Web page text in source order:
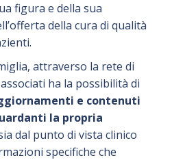
figura e della sua
della cura di qualità
attraverso la rete di
ha la possibilità di
e contenuti
la propria
dal punto di vista clinico
specifiche che